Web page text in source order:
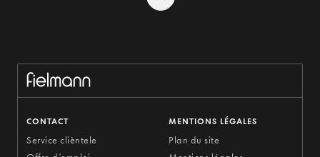
CONTACT
Service clièntele
MENTIONS LÉGALES
Plan du site